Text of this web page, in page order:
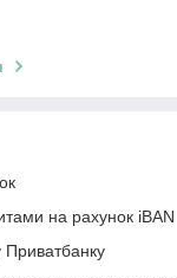
на рахунок iBAN
Приватбанку